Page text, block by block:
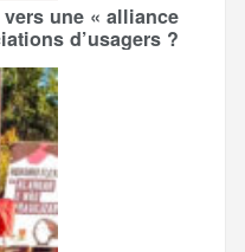
une « alliance
d’usagers ?